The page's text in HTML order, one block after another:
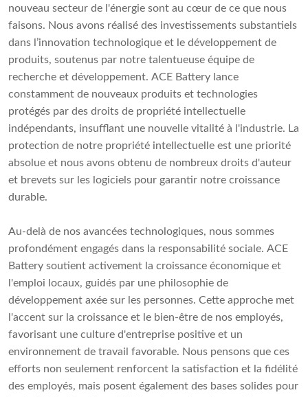
nouveau secteur de l'énergie sont au cœur de ce que nous
faisons. Nous avons réalisé des investissements substantiels
dans l’innovation technologique et le développement de
produits, soutenus par notre talentueuse équipe de
recherche et développement. ACE Battery lance
constamment de nouveaux produits et technologies
protégés par des droits de propriété intellectuelle
indépendants, insufflant une nouvelle vitalité à l'industrie. La
protection de notre propriété intellectuelle est une priorité
absolue et nous avons obtenu de nombreux droits d'auteur
et brevets sur les logiciels pour garantir notre croissance
durable.
Au-delà de nos avancées technologiques, nous sommes
profondément engagés dans la responsabilité sociale. ACE
Battery soutient activement la croissance économique et
l'emploi locaux, guidés par une philosophie de
développement axée sur les personnes. Cette approche met
l'accent sur la croissance et le bien-être de nos employés,
favorisant une culture d'entreprise positive et un
environnement de travail favorable. Nous pensons que ces
efforts non seulement renforcent la satisfaction et la fidélité
des employés, mais posent également des bases solides pour